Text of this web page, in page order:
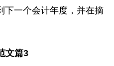
下一个会计年度，并在摘
文篇3